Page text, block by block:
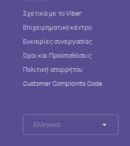
Σχετικά με το Viber
Επιχειρηματικό κέντρο
Ευκαιρίες συνεργασίας
Όροι και Προϋποθέσεις
Πολιτική απορρήτου
Customer Complaints Code
Ελληνικά